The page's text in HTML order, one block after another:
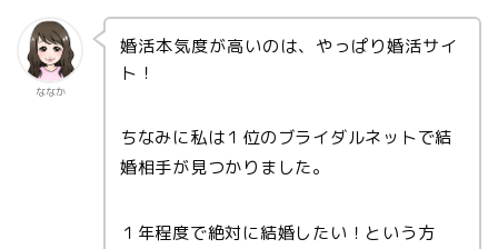
ななか
婚活本気度が高いのは、やっぱり婚活サイ
ト！
ちなみに私は１位のブライダルネットで結
婚相手が見つかりました。
１年程度で絶対に結婚したい！という方